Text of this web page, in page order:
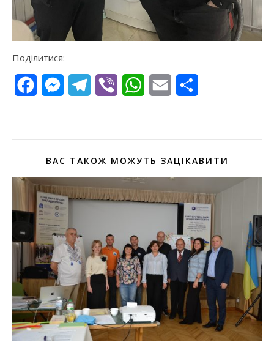
Поділитися:
FacebookMessengerTelegram
Viber WhatsApp
Email
ВАС ТАКОЖ МОЖУТЬ ЗАЦІКАВИТИ